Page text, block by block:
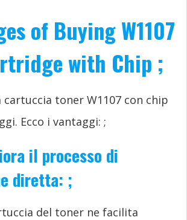
of Buying W1107
with Chip ;
cartuccia toner W1107 con chip
Ecco i vantaggi: ;
il processo di
diretta: ;
del toner ne facilita